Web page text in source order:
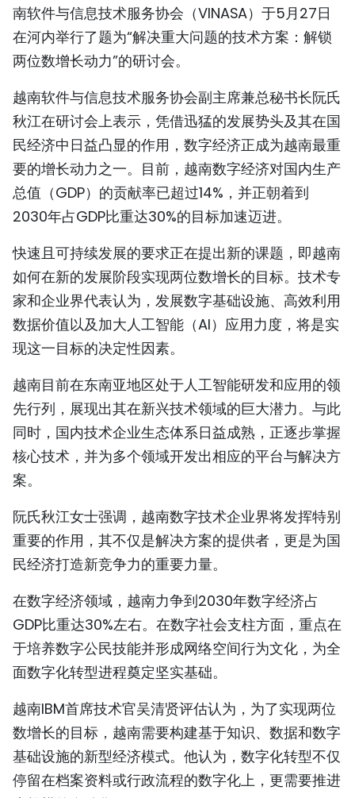
视频
人民报社简介
TIẾNG VIỆT
ENGLISH
FRANÇAIS
РУССКИЙ
ESPAÑOL
南软件与信息技术服务协会（VINASA）于5月27日
在河内举行了题为“解决重大问题的技术方案：解锁
两位数增长动力”的研讨会。
越南软件与信息技术服务协会副主席兼总秘书长阮氏
秋江在研讨会上表示，凭借迅猛的发展势头及其在国
民经济中日益凸显的作用，数字经济正成为越南最重
要的增长动力之一。目前，越南数字经济对国内生产
总值（GDP）的贡献率已超过14%，并正朝着到
2030年占GDP比重达30%的目标加速迈进。
快速且可持续发展的要求正在提出新的课题，即越南
如何在新的发展阶段实现两位数增长的目标。技术专
家和企业界代表认为，发展数字基础设施、高效利用
数据价值以及加大人工智能（AI）应用力度，将是实
现这一目标的决定性因素。
越南目前在东南亚地区处于人工智能研发和应用的领
先行列，展现出其在新兴技术领域的巨大潜力。与此
同时，国内技术企业生态体系日益成熟，正逐步掌握
核心技术，并为多个领域开发出相应的平台与解决方
案。
阮氏秋江女士强调，越南数字技术企业界将发挥特别
重要的作用，其不仅是解决方案的提供者，更是为国
民经济打造新竞争力的重要力量。
在数字经济领域，越南力争到2030年数字经济占
GDP比重达30%左右。在数字社会支柱方面，重点在
于培养数字公民技能并形成网络空间行为文化，为全
面数字化转型进程奠定坚实基础。
越南IBM首席技术官吴清贤评估认为，为了实现两位
数增长的目标，越南需要构建基于知识、数据和数字
基础设施的新型经济模式。他认为，数字化转型不仅
停留在档案资料或行政流程的数字化上，更需要推进